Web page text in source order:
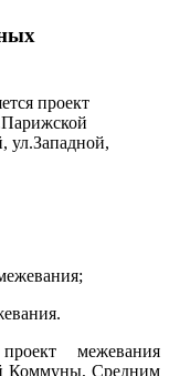
проект
ул.Западной,
межевания
Коммуны, Средним